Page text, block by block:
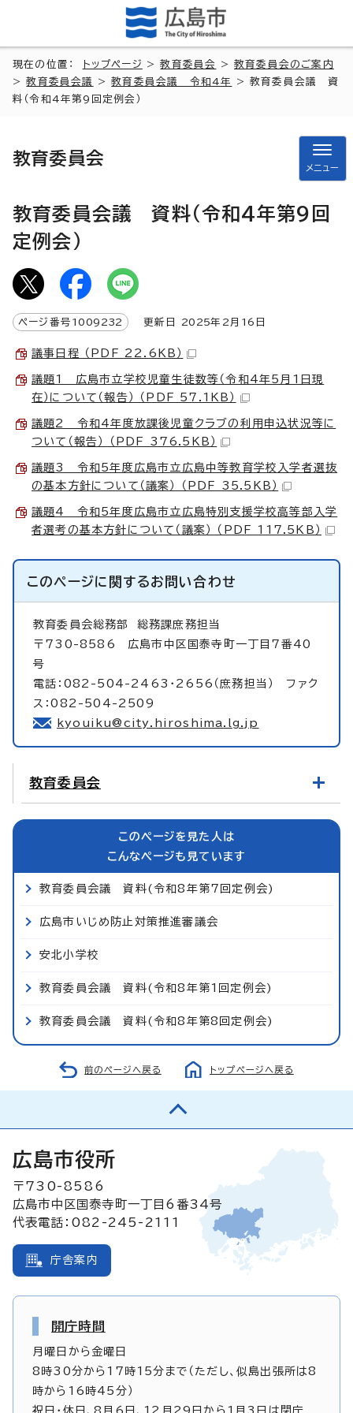
現在の位置： トップページ >教育委員会 >教育委員会のご案内
>教育委員会議 >教育委員会議 令和4年
> 教育委員会議 資
料（令和4年第9回定例会）
教育委員会
メニュー
教育委員会議 資料（令和4年第9回
定例会）
ページ番号 1009232 更新日 2025年2月 16 日
議事日程 （PDF 22.6KB）
議題1 広島市立学校児童生徒数等（令和4年5月1日現
在）について（報告） （PDF 57.1KB）
議題2 令和4年度放課後児童クラブの利用申込状況等に
ついて（報告） （PDF 376.5KB）
議題3 令和5年度広島市立広島中等教育学校入学者選抜
の基本方針について（議案） （PDF 35.5KB）
議題4 令和5年度広島市立広島特別支援学校高等部入学
者選考の基本方針について（議案） （PDF 117.5KB）
このページに関するお問い合わせ
教育委員会総務部 総務課庶務担当
〒730-8586 広島市中区国泰寺町一丁目7番40
号
電話：082-504-2463・2656（庶務担当） ファク
ス：082-504-2509
kyouiku@city.hiroshima.lg.jp
教育委員会
このページを見た人は
こんなページも見ています
教育委員会議 資料(令和8年第7回定例会)
広島市いじめ防止対策推進審議会
安北小学校
教育委員会議 資料(令和8年第1回定例会)
教育委員会議 資料(令和8年第8回定例会)
前のページへ戻る トップページへ戻る
広島市役所
〒730-8586
広島市中区国泰寺町一丁目6番34号
代表電話：082-245-2111
庁舎案内
開庁時間
月曜日から金曜日
8時30分から17時15分まで（ただし、似島出張所は8
時から16時45分）
祝日・休日、8月6日、12月29日から1月3日は閉庁